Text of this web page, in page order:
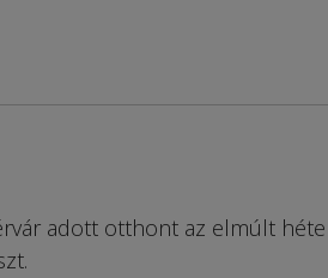
adott otthont az elmúlt